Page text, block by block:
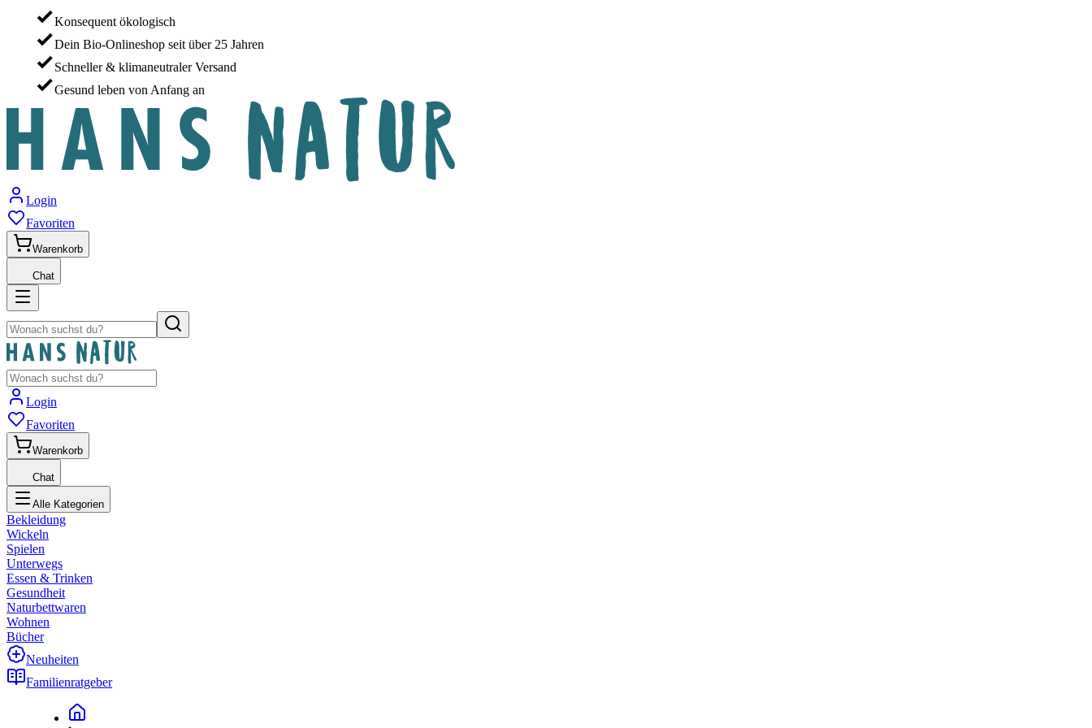
Konsequent ökologisch
Dein Bio-Onlineshop seit über 25 Jahren
Schneller & klimaneutraler Versand
Gesund leben von Anfang an
Login
Favoriten
Warenkorb
Chat
Login
Favoriten
Warenkorb
Chat
Alle Kategorien
Bekleidung
Wickeln
Spielen
Unterwegs
Essen & Trinken
Gesundheit
Naturbettwaren
Wohnen
Bücher
Neuheiten
Familienratgeber